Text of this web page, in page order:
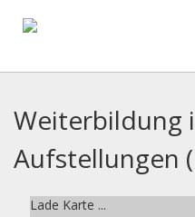
Weiterbildung
Aufstellungen
Lade Karte ...